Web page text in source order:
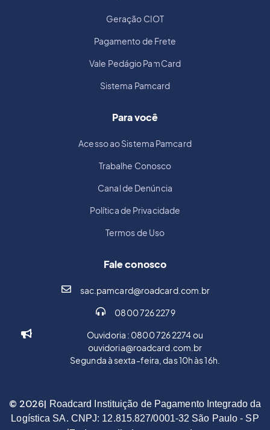
Geração CIOT
Pagamento de Frete
Vale Pedágio PamCard
Sistema Pamcard
Para você
Acesso ao Sistema Pamcard
Trabalhe Conosco
Canal de Denúncia
Política de Privacidade
Termos de Uso
Fale conosco
sac.pamcard@roadcard.com.br
0800 726 2279
Ouvidoria : 0800 726 2274 ou
ouvidoria@roadcard.com.br
Segunda à sexta-feira, das 10h às 16h.
© 2026| Roadcard Instituição de Pagamento Integrado da
Logística SA. CNPJ: 12.815.827/0001-32 São Paulo - SP